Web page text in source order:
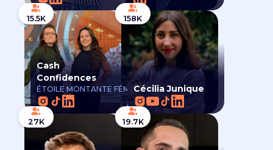
15.5K
Cash
Confidences
ÉTOILE MONTANTE FÉMININE
158K
Cécilia Junique
27K 19.7K